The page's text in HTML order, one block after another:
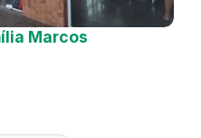
Marcos